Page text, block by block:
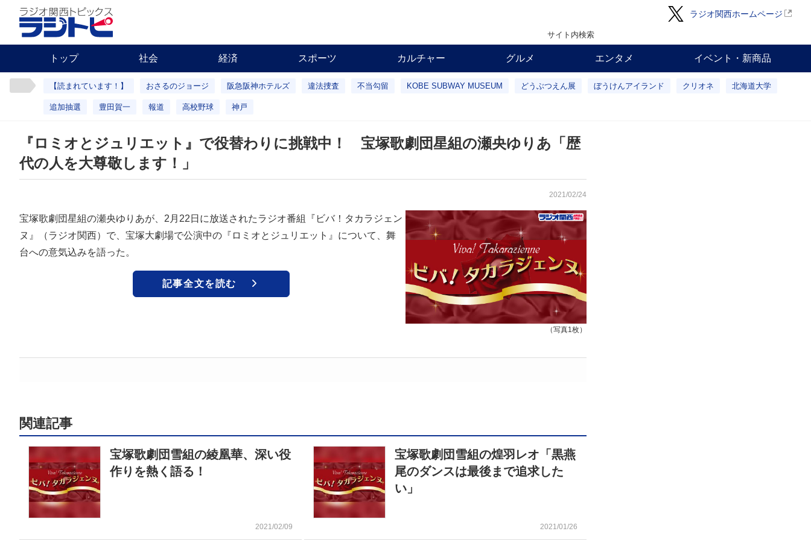
ラジオ関西ホームページ
サイト内検索
トップ 社会 経済 スポーツ カルチャー グルメ エンタメ イベント・新商品
【読まれています！】 おさるのジョージ 阪急阪神ホテルズ 違法捜査 不当勾留 KOBE SUBWAY MUSEUM どうぶつえん展 ぼうけんアイランド クリオネ 北海道大学
追加抽選 豊田賀一 報道 高校野球 神戸
『ロミオとジュリエット』で役替わりに挑戦中！ 宝塚歌劇団星組の瀬央ゆりあ「歴
代の人を大尊敬します！」
2021/02/24
（写真1枚）
宝塚歌劇団星組の瀬央ゆりあが、2月22日に放送されたラジオ番組『ビバ！タカラジェン
ヌ』（ラジオ関西）で、宝塚大劇場で公演中の『ロミオとジュリエット』について、舞
台への意気込みを語った。
記事全文を読む
関連記事
宝塚歌劇団雪組の綾凰華、深い役
作りを熱く語る！
2021/02/09
宝塚歌劇団雪組の煌羽レオ「黒燕
尾のダンスは最後まで追求した
い」
2021/01/26